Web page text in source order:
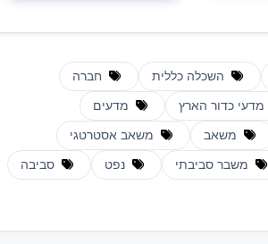
השכלה כללית חברה
מדעי כדור הארץ מדעים
משאב משאב אסטרטגי
משבר סביבתי נפט סביבה